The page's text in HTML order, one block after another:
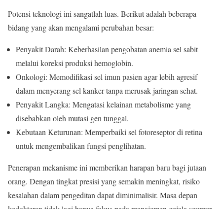
Potensi teknologi ini sangatlah luas. Berikut adalah beberapa
bidang yang akan mengalami perubahan besar:
Penyakit Darah: Keberhasilan pengobatan anemia sel sabit
melalui koreksi produksi hemoglobin.
Onkologi: Memodifikasi sel imun pasien agar lebih agresif
dalam menyerang sel kanker tanpa merusak jaringan sehat.
Penyakit Langka: Mengatasi kelainan metabolisme yang
disebabkan oleh mutasi gen tunggal.
Kebutaan Keturunan: Memperbaiki sel fotoreseptor di retina
untuk mengembalikan fungsi penglihatan.
Penerapan mekanisme ini memberikan harapan baru bagi jutaan
orang. Dengan tingkat presisi yang semakin meningkat, risiko
kesalahan dalam pengeditan dapat diminimalisir. Masa depan